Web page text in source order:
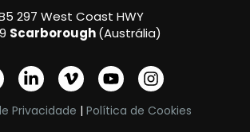
297 West Coast HWY
Scarborough(Austrália)
L
i
n
k
V
i
m
e
Y
o
u
t
I
n
s
t
Privacidade | Política de Cookies